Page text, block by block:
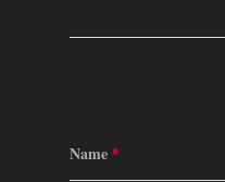
Name *